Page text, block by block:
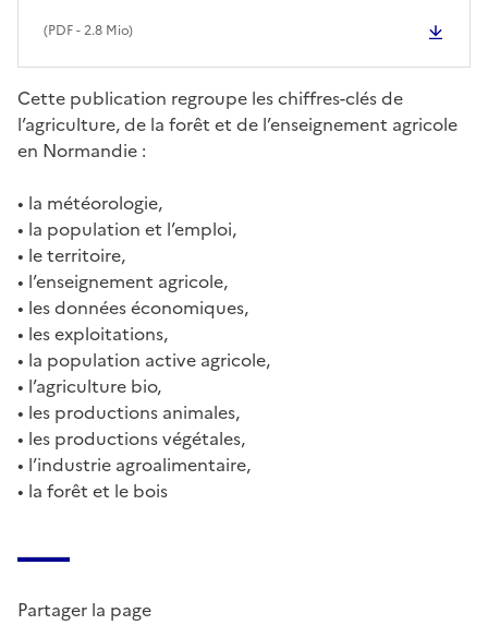
(PDF- 2.8 Mio)
Cette publication regroupe les chiffres-clés de
l’agriculture, de la forêt et de l’enseignement agricole
en Normandie :
• la météorologie,
• la population et l’emploi,
• le territoire,
• l’enseignement agricole,
• les données économiques,
• les exploitations,
• la population active agricole,
• l’agriculture bio,
• les productions animales,
• les productions végétales,
• l’industrie agroalimentaire,
• la forêt et le bois
Partager la page